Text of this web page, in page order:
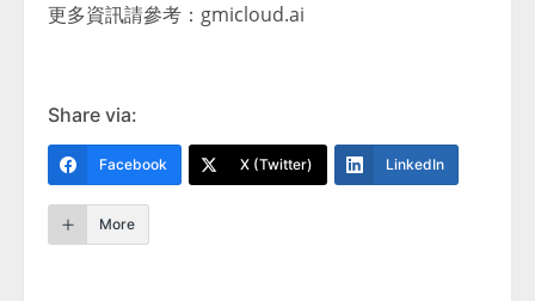
更多資訊請參考：gmicloud.ai
Share via:
Facebook X (Twitter) LinkedIn
More